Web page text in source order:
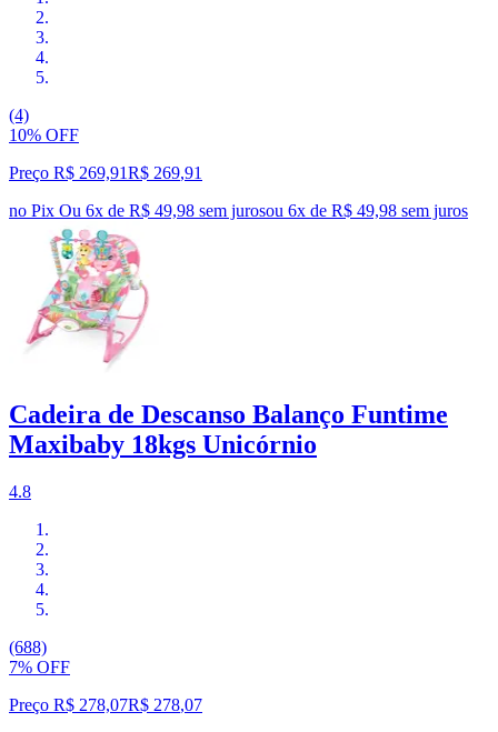
(4)
10% OFF
Preço R$ 269,91R$ 269,91
no Pix Ou 6x de R$ 49,98 sem jurosou 6x de R$ 49,98 sem juros
Cadeira de Descanso Balanço Funtime
Maxibaby 18kgs Unicórnio
4.8
(688)
7% OFF
Preço R$ 278,07R$ 278,07